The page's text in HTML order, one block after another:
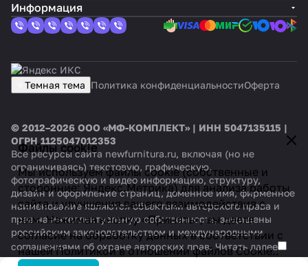
Файлы cookie
Мы используем файлы cookie (собственные и
сторонние: Яндекс.Метрика) для анализа работы
сайта и улучшения вашего взаимодействия с
ним. Нажимая кнопку «Принять», вы даете
согласие на обработку данных в соответствии с
нашейПолитикой в отношении файлов Cookie..
Информация
Темная тема Политика конфиденциальностиОферта
© 2012–2026 ООО «МФ-КОМПЛЕКТ» | ИНН 5047135115 |
ОГРН 1125047012353
Все ресурсы сайта newfurnitura.ru, включая (но не
ограничиваясь) текстовую, графическую,
фотографическую и видео информацию, структуру,
дизайн и оформление страниц, доменное имя, фирменное
наименование являются объектами авторского права и
прав на интеллектуальную собственность, защищены
российским законодательством и международными
соглашениями об охране авторских прав. Читать далее